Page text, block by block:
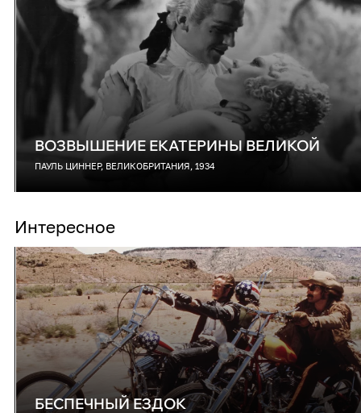
ВОЗВЫШЕНИЕ ЕКАТЕРИНЫ ВЕЛИКОЙ
ПАУЛЬ ЦИННЕР, ВЕЛИКОБРИТАНИЯ, 1934
Интересное
БЕСПЕЧНЫЙ ЕЗДОК